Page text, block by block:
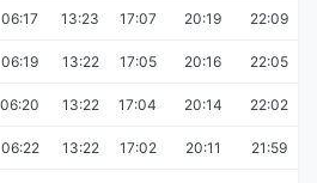
06:17 13:23 17:07 20:19 22:09
06:19 13:22 17:05 20:16 22:05
06:20 13:22 17:04 20:14 22:02
06:22 13:22 17:02 20:11 21:59